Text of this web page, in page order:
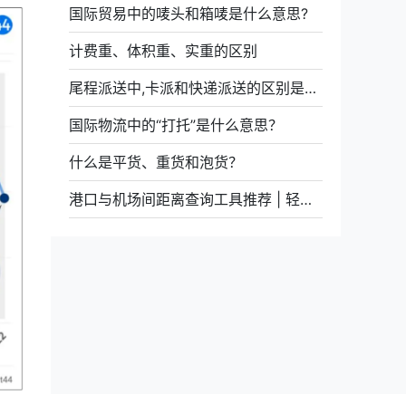
国际贸易中的唛头和箱唛是什么意思?
计费重、体积重、实重的区别
尾程派送中,卡派和快递派送的区别是什么
国际物流中的“打托”是什么意思？
什么是平货、重货和泡货？
港口与机场间距离查询工具推荐 | 轻松获取多种路径信息